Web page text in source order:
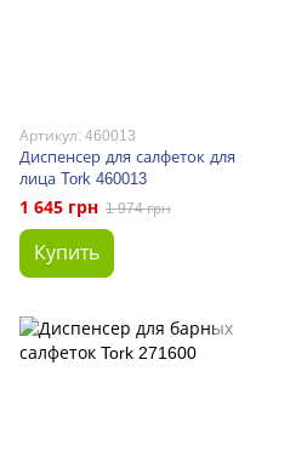
Артикул: 460013
Диспенсер для салфеток для
лица Tork 460013
1 645 грн 1 974 грн
Купить